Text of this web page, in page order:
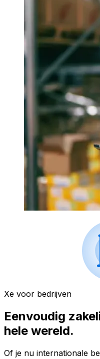
Xe voor bedrijven
Eenvoudig
hele wereld.
Of je nu internationale